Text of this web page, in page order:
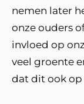
nemen later
onze ouders
invloed op
veel groente
dat dit ook